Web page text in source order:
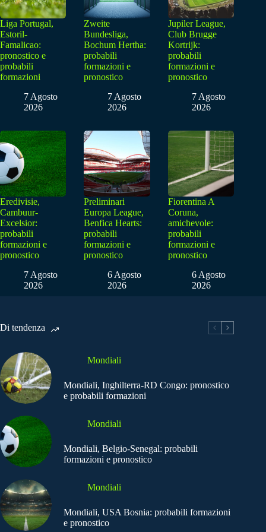
Liga Portugal,
Estoril-
Famalicao:
pronostico e
probabili
formazioni
7 Agosto
2026
Zweite
Bundesliga,
Bochum Hertha:
probabili
formazioni e
pronostico
7 Agosto
2026
Jupiler League,
Club Brugge
Kortrijk:
probabili
formazioni e
pronostico
7 Agosto
2026
Eredivisie,
Cambuur-
Excelsior:
probabili
formazioni e
pronostico
7 Agosto
2026
Preliminari
Europa League,
Benfica Hearts:
probabili
formazioni e
pronostico
6 Agosto
2026
Fiorentina A
Coruna,
amichevole:
probabili
formazioni e
pronostico
6 Agosto
2026
Di tendenza
Mondiali
Mondiali, Inghilterra-RD Congo: pronostico
e probabili formazioni
Mondiali
Mondiali, Belgio-Senegal: probabili
formazioni e pronostico
Mondiali
Mondiali, USA Bosnia: probabili formazioni
e pronostico